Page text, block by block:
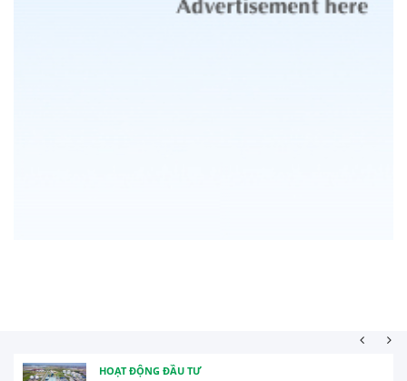
HOẠT ĐỘNG ĐẦU TƯ